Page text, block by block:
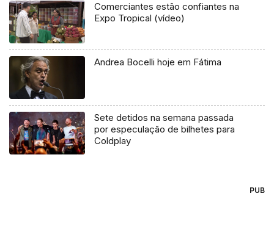
Comerciantes estão confiantes na
Expo Tropical (vídeo)
Andrea Bocelli hoje em Fátima
Sete detidos na semana passada
por especulação de bilhetes para
Coldplay
PUB